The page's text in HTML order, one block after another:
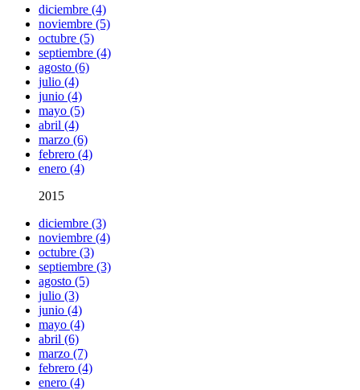
diciembre (4)
noviembre (5)
octubre (5)
septiembre (4)
agosto (6)
julio (4)
junio (4)
mayo (5)
abril (4)
marzo (6)
febrero (4)
enero (4)
2015
diciembre (3)
noviembre (4)
octubre (3)
septiembre (3)
agosto (5)
julio (3)
junio (4)
mayo (4)
abril (6)
marzo (7)
febrero (4)
enero (4)